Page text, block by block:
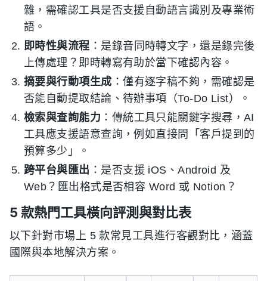
雜，需確認工具是否支援自動語言識別及專業術
語。
即時性與流程 ：是錄音同時轉文字，還是錄完後
上傳處理？即時轉寫有助於當下確認內容。
摘要與行動項生成 ：僅有逐字稿不夠，需確認是
否能自動提取結論、待辦事項（To-Do List）。
檢索與查詢能力 ：傳統工具只能關鍵字搜尋，AI
工具應支援語意查詢，例如直接問「客戶提到的
預算多少」。
跨平台與匯出 ：是否支援 iOS、Android 及
Web？匯出格式是否相容 Word 或 Notion？
5 款熱門工具橫向評測與對比表
以下針對市場上 5 款常見工具進行客觀對比，涵蓋
國際與本地解決方案。